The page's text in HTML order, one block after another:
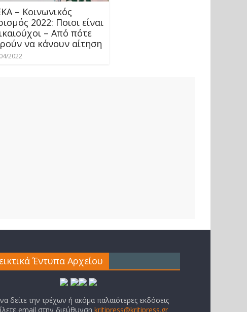
– Κοινωνικός
2022: Ποιοι είναι
– Από πότε
να κάνουν αίτηση
2022
Έντυπα Αρχείου
δείτε την τρέχων ή ακόμα παλαιότερες εκδόσεις
email στην διεύθυνσηkritipress@kritipress.gr